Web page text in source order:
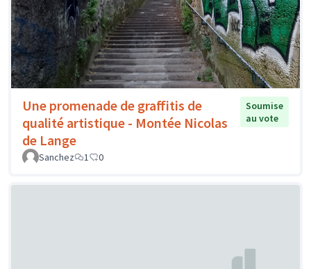
Une promenade de graffitis de
qualité artistique - Montée Nicolas
de Lange
Soumise
au vote
Sanchez 1 0